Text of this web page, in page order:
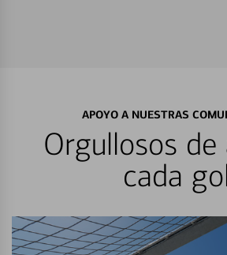
APOYO A NUESTRAS
Orgullosos de
cada